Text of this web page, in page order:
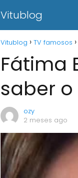
Vitublog
Vitublog TV famosos
Fátima
saber
ozy
2 meses ago